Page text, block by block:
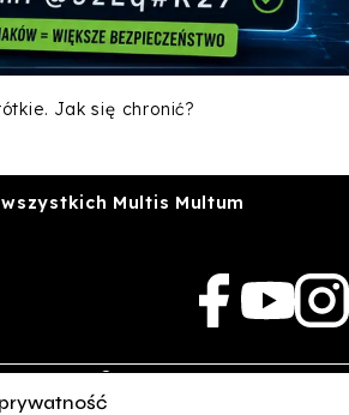
Jak się chronić?
Multis Multum
O nas
Rekrutacja